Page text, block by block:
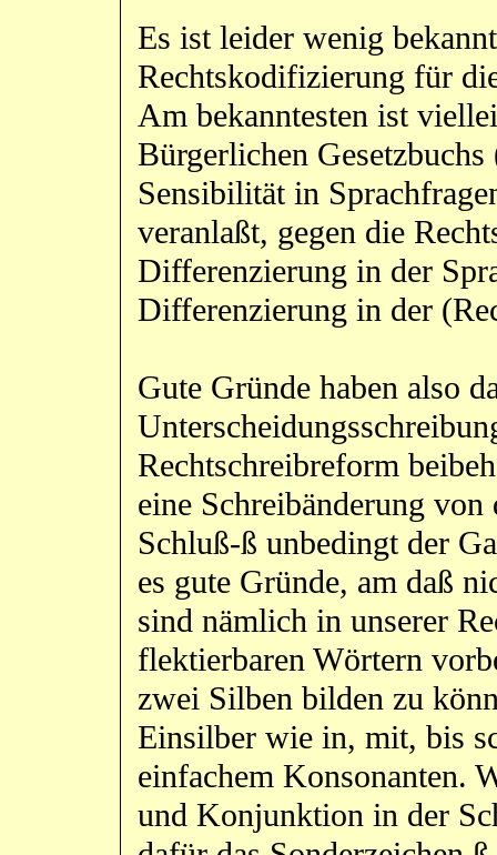
Es ist leider wenig
Rechtskodifizierung für
Am bekanntesten ist
Bürgerlichen
Sensibilität in
veranlaßt, gegen die
Differenzierung in der
Differenzierung in der
Gute Gründe haben also
Rechtschreibreform
eine Schreibänderung
Schluß-ß unbedingt der
es gute Gründe, am daß
sind nämlich in unserer
flektierbaren Wörtern
zwei Silben bilden zu
Einsilber wie in, mit, bis
einfachem Konsonanten.
und Konjunktion in der